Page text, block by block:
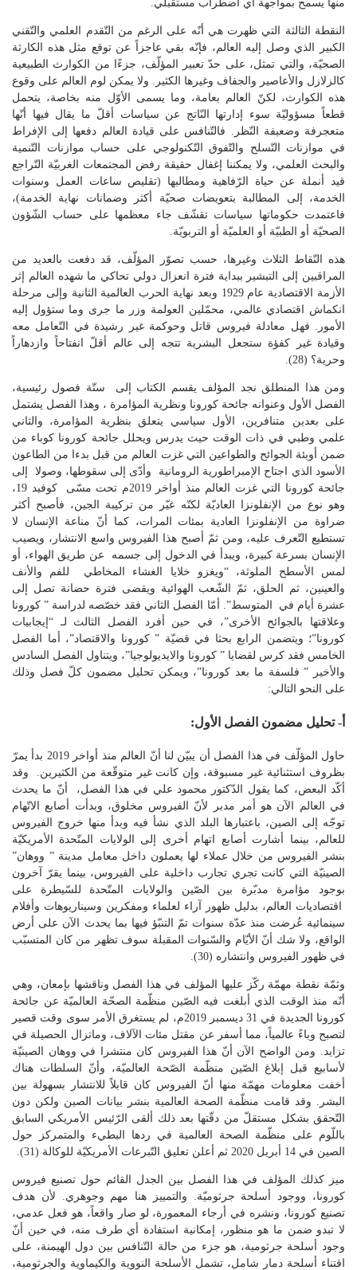
منها يسمح بمواجهة أي اضطراب مستقبلي.
النقطة الثالثة التي ظهرت هي أنّه على الرغم من التّقدم العلمي والتّقني
الكبير الذي وصل إليه العالم، فإنّه بقي عاجزاً عن توقع مثل هذه الكارثة
الصحيّة، والتي تمثل، على حدّ تعبير المؤلّف، جزءًا من الكوارث الطبيعية
كالزلازل والأعاصير والجفاف وغيرها الكثير. ولا يمكن لوم العالم على وقوع
هذه الكوارث، لكنّ العالم بعامة، وما يسمى الأوّل منه بخاصة، يتحمل
قطعاً مسؤوليّة سوء إدارتها النّاتج عن سياسات أقلّ ما يقال فيها أنّها
متعجرفة وضعيفة النّظر. فالتّنافس على قيادة العالم دفعها إلى الإفراط
في موازنات التّسلح والتّفوق التّكنولوجي على حساب موازنات التّنمية
والبحث العلمي، ولا يمكننا إغفال حقيقة رفض المجتمعات الغربيّة التّراجع
قيد أنملة عن حياة الرّفاهية ومطالبها (تقليص ساعات العمل وسنوات
الخدمة، إلى المطالبة بتعويضات صحيّة أكثر وضمانات نهاية الخدمة)،
فاعتمدت حكوماتها سياسات تقشّف جاء معظمها على حساب الشّؤون
الصحيّة أو الطبيّة أو العلميّة أو التربويّة.
هذه النّقاط الثلاث وغيرها، حسب تصوّر المؤلّف، قد دفعت بالعديد من
المراقبين إلى التبشير ببداية فترة انعزال دولي تحاكي ما شهده العالم إثر
الأزمة الاقتصادية عام 1929 وبعد نهاية الحرب العالمية الثانية وإلى مرحلة
انكماش اقتصادي عالمي، محمّلين العولمة وزر ما جرى وما ستؤول إليه
الأمور. فهل معادلة فيروس قاتل وحوكمة غير رشيدة في التّعامل معه
وقيادة غير كفؤة ستجعل البشرية تتجه إلى عالم أقلّ انفتاحاً وازدهاراً
وحرية؟ (28).
ومن هذا المنطلق نجد المؤلف يقسم الكتاب إلى ستّة فصول رئيسية،
الفصل الأول وعنوانه جائحة كورونا ونظرية المؤامرة ، وهذا الفصل يشتمل
على بعدين متنافرين، الأول سياسي يتعلق بنظرية المؤامرة، والثاني
علمي وطبي في ذات الوقت حيث يدرس ويحلل جائحة كورونا كوباء من
ضمن أوبئة الجوائح والطواعين التي غزت العالم من قبل بدءا من الطاعون
الأسود الذي اجتاح الإمبراطورية الرومانية وأدّى إلى سقوطها، وصولا إلى
جائحة كورونا التي غزت العالم منذ أواخر 2019م تحت مسّى كوفيد 19،
وهو نوع من الإنفلونزا العاديّة لكنّه غيّر من تركيبة الجين، فأصبح أكثر
ضراوة من الإنفلونزا العادية بمئات المرات، كما أنّ مناعة الإنسان لا
تستطيع التّعرف عليه، ومن ثمّ أصبح هذا الفيروس واسع الانتشار، ويصيب
الإنسان بسرعة كبيرة، ويبدأ في الدخول إلى جسمه عن طريق الهواء، أو
لمس الأسطح الملوثة، “ويغزو خلايا الغشاء المخاطي للفم والأنف
والعينين، ثم الحلق، ثمّ الشّعب الهوائية ويقضى فترة حضانة تصل إلى
عشرة أيام في المتوسط”. أمّا الفصل الثاني فقد خصّصه لدراسة ” كورونا
وعلاقتها بالجوائح الأخرى”، في حين أفرد الفصل الثالث لـ “إيجابيات
كورونا”؛ ويتضمن الرابع بحثا في قضيّة ” كورونا والاقتصاد”، أما الفصل
الخامس فقد كرس لقضايا ” كورونا والايديولوجيا”، ويتناول الفصل السادس
والأخير ” فلسفة ما بعد كورونا”، ويمكن تحليل مضمون كلّ فصل وذلك
على النحو التالي:
أ- تحليل مضمون الفصل الأول:
حاول المؤلّف في هذا الفصل أن يبيّن لنا أنّ العالم منذ أواخر 2019 بدأ يمرّ
بظروف استثنائية غير مسبوقة، وإن كانت غير متوقّعة من الكثيرين. وقد
أكّد البعض، كما يقول الدّكتور محمود علي في هذا الفصل، أنّ ما يحدث
في العالم الآن هو أمر مدبر لأنّ الفيروس مخلوق، وبدأت أصابع الاتّهام
توجّه إلى الصين، باعتبارها البلد الذي نشأ فيه وبدأ منها خروج الفيروس
للعالم، بينما أشارت أصابع اتهام أخرى إلى الولايات المتّحدة الأمريكيّة
بنشر الفيروس من خلال عملاء لها يعملون داخل معامل مدينة ” ووهان”
الصينيّة التي كانت تجري تجارب داخلية على الفيروس، بينما يقرّ آخرون
بوجود مؤامرة مدبّرة بين الصّين والولايات المتّحدة للسّيطرة على
اقتصاديات العالم، بدليل ظهور آراء لعلماء ومفكرين وسيناريوهات وأفلام
سينمائية عُرضت منذ عدّة سنوات تمّ التنبّؤ فيها بما يحدث الآن على أرض
الواقع، ولا شك أنّ الأيّام والسّنوات المقبلة سوف تظهر من كان المتسبّب
في ظهور الفيروس وانتشاره (30).
وثمّة نقطة مهمّة ركّز عليها المؤلف في هذا الفصل وناقشها بإمعان، وهي
أنّه منذ الوقت الذي أبلغت فيه الصّين منظّمة الصحّة العالميّة عن جائحة
كورونا الجديدة في 31 ديسمبر 2019م، لم يستغرق الأمر سوى وقت قصير
لتصبح وباءً عالمياً، مما أسفر عن مقتل مئات الآلاف، وماتزال الحصيلة في
تزايد. ومن الواضح الآن أنّ هذا الفيروس كان منتشرا في ووهان الصينيّة
لأسابيع قبل إبلاغ الصّين منظّمة الصّحة العالميّة، وأنّ السلطات هناك
أخفت معلومات مهمّة منها أنّ الفيروس كان قابلاً للانتشار بسهولة بين
البشر. وقد قامت منظّمة الصحة العالمية بنشر بيانات الصين ولكن دون
التّحقق بشكل مستقلّ من دقّتها بعد ذلك ألقى الرّئيس الأمريكي السابق
باللّوم على منظّمة الصحة العالمية في ردها البطيء والمتمركز حول
الصين في 14 أبريل 2020 ثم أعلن تعليق التّبرعات الأمريكيّة للوكالة (31).
ميز كذلك المؤلف في هذا الفصل بين الجدل القائم حول تصنيع فيروس
كورونا، ووجود أسلحة جرثوميّة. والتمييز هنا مهم وجوهري. لأن هدف
تصنيع كورونا، ونشره في أرجاء المعمورة، لو صار واقعاً، هو فعل عدمي،
لا تبدو ضمن ما هو منظور، إمكانية استفادة أي طرف منه، في حين أنّ
وجود أسلحة جرثومية، هو جزء من حالة التّنافس بين دول الهيمنة، على
اقتناء أسلحة دمار شامل، تشمل الأسلحة النووية والكيماوية والجرثومية،